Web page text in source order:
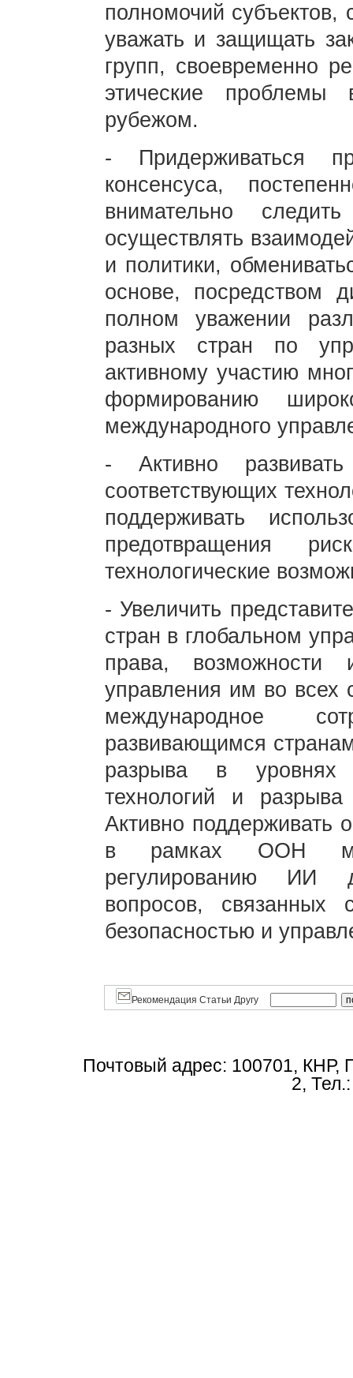
полномочий
уважать и защищать
групп, своевременно
этические
рубежом.
- Придерживаться
консенсуса,
внимательно
осуществлять
и политики,
основе, посредством
полном уважении
разных стран по
активному участию
формированию
международного
- Активно
соответствующих
поддерживать
предотвращения
технологические
- Увеличить
стран в глобальном
права,
управления им во всех
международное
развивающимся
разрыва в уровнях
технологий и
Активно поддерживать
в рамках ООН
регулированию ИИ
вопросов, связанных
безопасностью и
Рекомендация Статьи Другу
Почтовый адрес: 100701, КНР,
2,